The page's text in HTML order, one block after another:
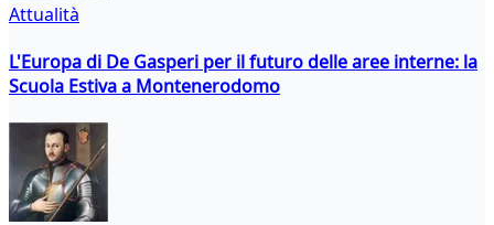
Attualità
L'Europa di De Gasperi per il futuro delle aree interne: la
Scuola Estiva a Montenerodomo